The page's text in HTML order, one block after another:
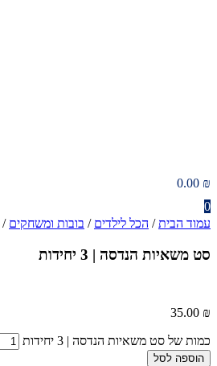
0.00 ₪
0
עמוד הבית/ הכל לילדים / בובות ומשחקים /
סט משאיות הנדסה | 3 יחידות
35.00 ₪
כמות של סט משאיות הנדסה | 3 יחידות
הוספה לסל